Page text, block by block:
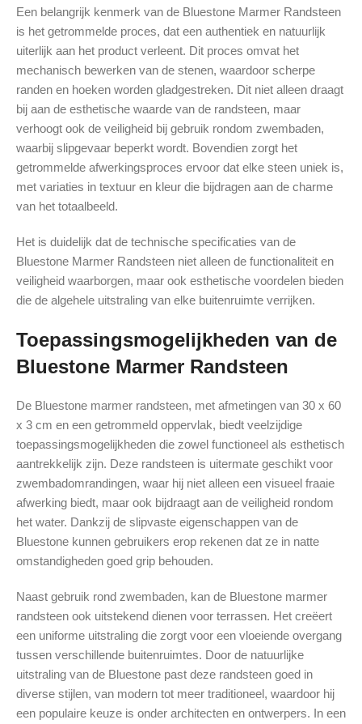
Een belangrijk kenmerk van de Bluestone Marmer Randsteen
is het getrommelde proces, dat een authentiek en natuurlijk
uiterlijk aan het product verleent. Dit proces omvat het
mechanisch bewerken van de stenen, waardoor scherpe
randen en hoeken worden gladgestreken. Dit niet alleen draagt
bij aan de esthetische waarde van de randsteen, maar
verhoogt ook de veiligheid bij gebruik rondom zwembaden,
waarbij slipgevaar beperkt wordt. Bovendien zorgt het
getrommelde afwerkingsproces ervoor dat elke steen uniek is,
met variaties in textuur en kleur die bijdragen aan de charme
van het totaalbeeld.
Het is duidelijk dat de technische specificaties van de
Bluestone Marmer Randsteen niet alleen de functionaliteit en
veiligheid waarborgen, maar ook esthetische voordelen bieden
die de algehele uitstraling van elke buitenruimte verrijken.
Toepassingsmogelijkheden van de
Bluestone Marmer Randsteen
De Bluestone marmer randsteen, met afmetingen van 30 x 60
x 3 cm en een getrommeld oppervlak, biedt veelzijdige
toepassingsmogelijkheden die zowel functioneel als esthetisch
aantrekkelijk zijn. Deze randsteen is uitermate geschikt voor
zwembadomrandingen, waar hij niet alleen een visueel fraaie
afwerking biedt, maar ook bijdraagt aan de veiligheid rondom
het water. Dankzij de slipvaste eigenschappen van de
Bluestone kunnen gebruikers erop rekenen dat ze in natte
omstandigheden goed grip behouden.
Naast gebruik rond zwembaden, kan de Bluestone marmer
randsteen ook uitstekend dienen voor terrassen. Het creëert
een uniforme uitstraling die zorgt voor een vloeiende overgang
tussen verschillende buitenruimtes. Door de natuurlijke
uitstraling van de Bluestone past deze randsteen goed in
diverse stijlen, van modern tot meer traditioneel, waardoor hij
een populaire keuze is onder architecten en ontwerpers. In een